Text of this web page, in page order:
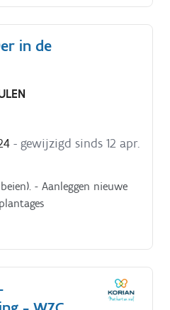
bestaan uit uitvoeren van
volgens de geldende
en
rapporteren van
en welzijn;onderhouden
zorgkundigen in hun
van administratieve
in de
- gewijzigd sinds 12 apr.
- Aanleggen nieuwe